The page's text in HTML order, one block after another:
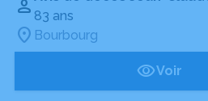
83 ans
Bourbourg
Voir